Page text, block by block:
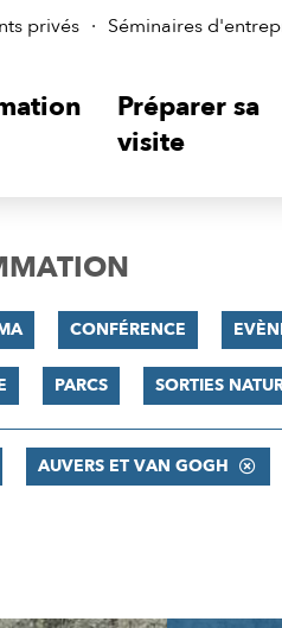
privés Séminaires
Préparer sa
visite
CONFÉRENCE
PARCS SORTIES
AUVERS ET VAN GOGH